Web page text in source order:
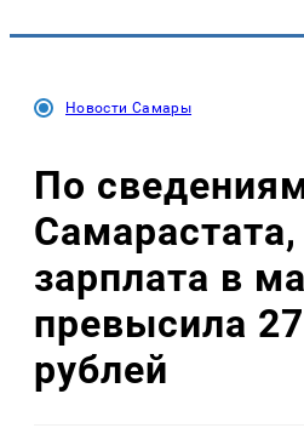
Новости Самары
По
зарплата в
превысила
рублей